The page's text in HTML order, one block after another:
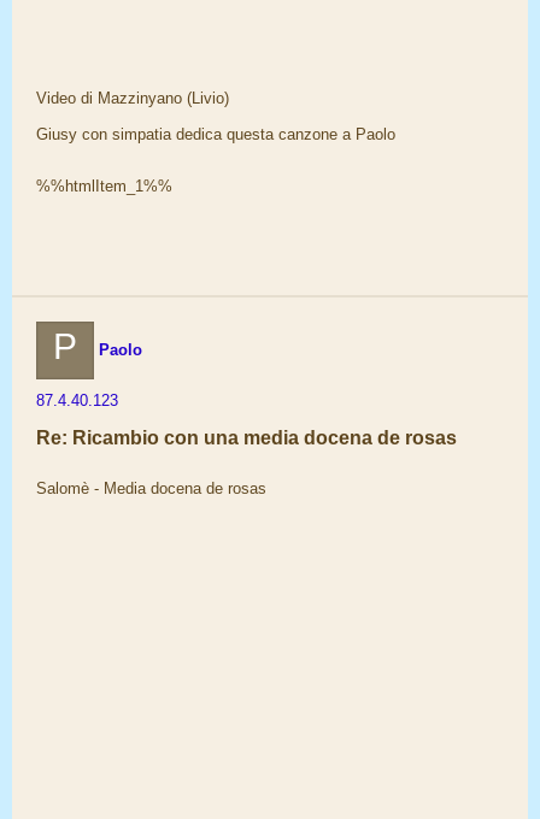
Video di Mazzinyano (Livio)
Giusy con simpatia dedica questa canzone a Paolo
%%htmlItem_1%%
P Paolo
87.4.40.123
Re: Ricambio con una media docena de rosas
Salomè - Media docena de rosas